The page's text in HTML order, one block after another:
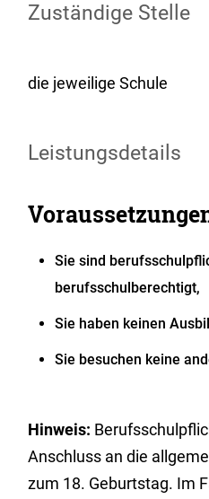
Zuständige Stelle
die jeweilige Schule
Leistungsdetails
Sie sind
berufsschulberechtigt,
Sie haben keinen
Sie besuchen keine
Hinweis:
Anschluss an die
zum 18. Geburtstag. Im